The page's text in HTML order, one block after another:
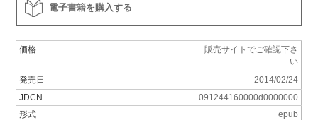
電子書籍を購入する
価格
販売サイトでご確認下さ
い
発売日
2014/02/24
JDCN
091244160000d0000000
形式
epub